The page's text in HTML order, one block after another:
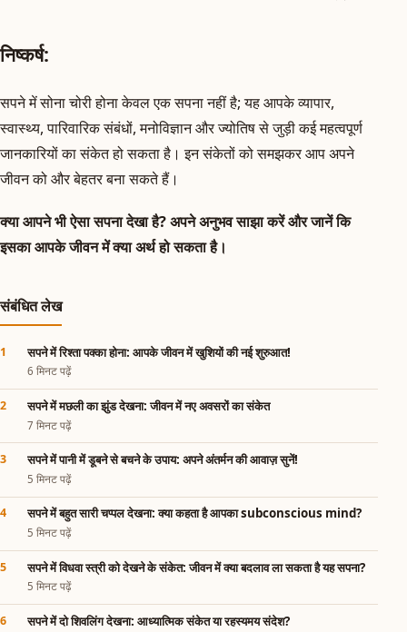
निष्कर्ष:
सपने में सोना चोरी होना केवल एक सपना नहीं है; यह आपके व्यापार,
स्वास्थ्य, पारिवारिक संबंधों, मनोविज्ञान और ज्योतिष से जुड़ी कई महत्वपूर्ण
जानकारियों का संकेत हो सकता है। इन संकेतों को समझकर आप अपने
जीवन को और बेहतर बना सकते हैं।
क्या आपने भी ऐसा सपना देखा है? अपने अनुभव साझा करें और जानें कि
इसका आपके जीवन में क्या अर्थ हो सकता है।
संबंधित लेख
सपने में रिश्ता पक्का होना: आपके जीवन में खुशियों की नई शुरुआत!
6 मिनट पढ़ें
सपने में मछली का झुंड देखना: जीवन में नए अवसरों का संकेत
7 मिनट पढ़ें
सपने में पानी में डूबने से बचने के उपाय: अपने अंतर्मन की आवाज़ सुनें!
5 मिनट पढ़ें
सपने में बहुत सारी चप्पल देखना: क्या कहता है आपका subconscious mind?
5 मिनट पढ़ें
सपने में विधवा स्त्री को देखने के संकेत: जीवन में क्या बदलाव ला सकता है यह सपना?
5 मिनट पढ़ें
सपने में दो शिवलिंग देखना: आध्यात्मिक संकेत या रहस्यमय संदेश?